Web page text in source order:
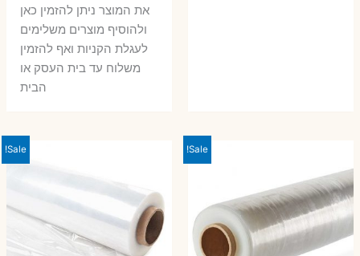
את המוצר ניתן להזמין כאן
ולהוסיף מוצרים משלימים
לעגלת הקניות ואף להזמין
משלוח עד בית העסק או
הבית
Sale!
Sale!